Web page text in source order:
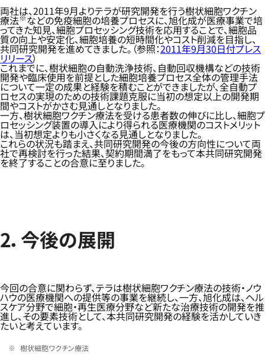
両社は、2011年9月よりテラが研究開発を行う樹状細胞ワクチン
療法※などの免疫細胞の培養プロセスに、旭化成が医療事業で培
ってきた知見、細胞プロセッシング技術を応用することで、細胞品
質の向上や安定化、細胞培養の短時間化やコスト削減を目指し、
共同研究開発を進めてきました。（参照：2011年9月30日付プレス
リリース）
これまでに、樹状細胞の自動洗浄技術、自動回収機構などの技術
開発や臨床使用を前提とした細胞培養プロセス全体の管理手法
について一定の成果と経験を積むことができましたが、全自動プ
ロセスの実現のための技術課題克服に当初の想定以上の開発期
間やコストがかさむ見通しとなりました。
一方、樹状細胞ワクチン療法を受ける患者数の伸びに比し、細胞プ
ロセッシング装置の導入により得られる医療機関のコストメリット
は、当初想定よりも小さくなる見通しとなりました。
これらの状況も踏まえ、共同研究開発の今後の方向性について両
社で再検討を行った結果、契約期間満了をもって本共同研究開発
を終了することの合意に至りました。
2．今後の展開
今回の合意に関わらず、テラは樹状細胞ワクチン療法の技術・ノウ
ハウの医療機関への提供等の事業を継続し、一方、旭化成は、ヘル
スケア分野で細胞・再生医療分野など新たな治療技術の開発を推
進し、その要素技術として、本共同研究開発の経験を活かしていき
たいと考えています。
樹状細胞ワクチン療法